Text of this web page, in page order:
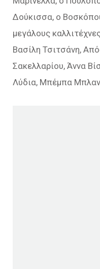
Δούκισσα, ο
μεγάλους
Βασίλη Τσιτσάνη,
Σακελλαρίου, Άννα
Λύδια, Μπέμπα